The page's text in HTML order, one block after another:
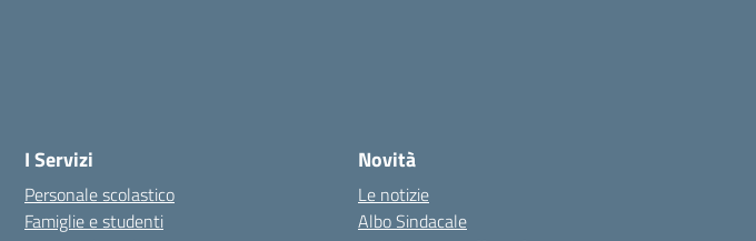
I Servizi
Personale scolastico
Famiglie e studenti
Novità
Le notizie
Albo Sindacale